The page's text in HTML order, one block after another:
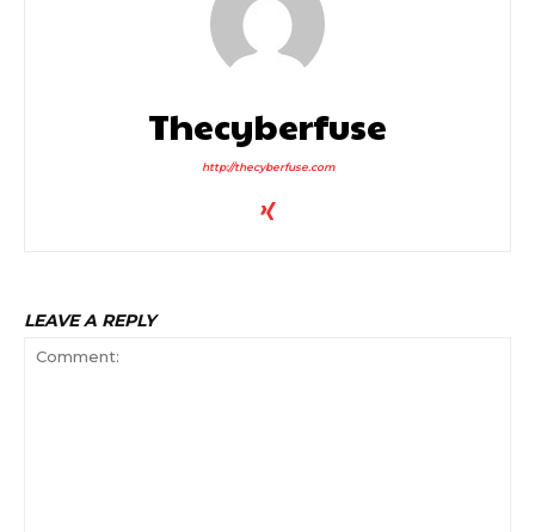
Thecyberfuse
http://thecyberfuse.com
LEAVE A REPLY